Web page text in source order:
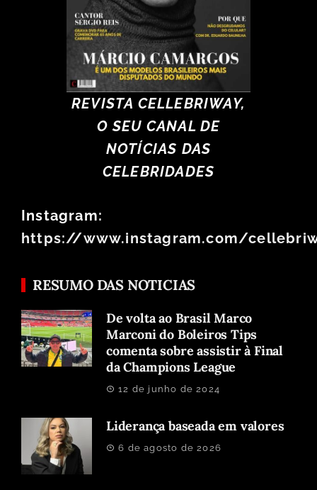
REVISTA CELLEBRIWAY,
O SEU CANAL DE
NOTÍCIAS DAS
CELEBRIDADES
Instagram:
https://www.instagram.com/
RESUMO DAS NOTICIAS
De volta ao Brasil Marco
Marconi do Boleiros Tips
comenta sobre assistir à Final
da Champions League
12 de junho de 2024
Liderança baseada em valores
6 de agosto de 2026